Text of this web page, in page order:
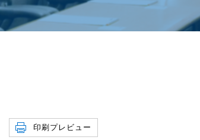
印刷プレビュー